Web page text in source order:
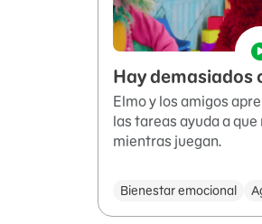
Hay demasiados
Elmo y los amigos
las tareas ayuda a
mientras juegan.
Bienestar emocional